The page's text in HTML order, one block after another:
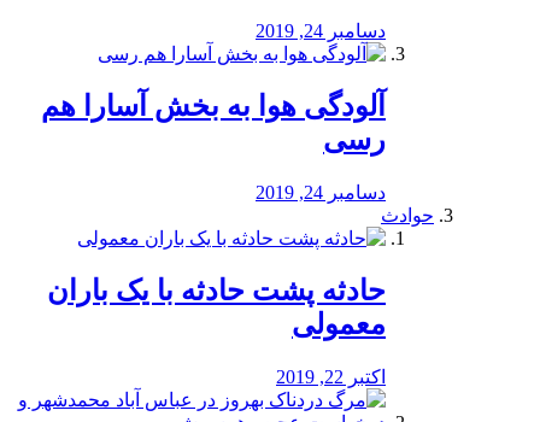
دسامبر 24, 2019
آلودگی هوا به بخش آسارا هم
رسی
دسامبر 24, 2019
حوادث
️حادثه پشت حادثه با یک باران
معمولی
اکتبر 22, 2019